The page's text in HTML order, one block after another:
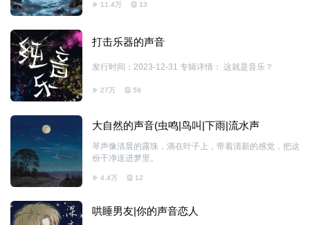
11.4万 13
打击乐器的声音
发行时间：2023-12-31 专辑详情： 这就是音乐？
27万 59
大自然的声音(虫鸣|鸟叫|下雨|流水声
琴声像清晨的露珠，滴在叶子上，带着清新的感觉，把这
份干净送进梦里。
4.4万 12
哄睡男友|你的声音恋人